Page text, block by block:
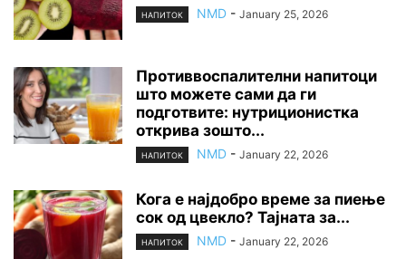
НАПИТОК NMD - January 25, 2026
Противвоспалителни напитоци
што можете сами да ги
подготвите: нутриционистка
открива зошто...
НАПИТОК NMD - January 22, 2026
Кога е најдобро време за пиење
сок од цвекло? Тајната за...
НАПИТОК NMD - January 22, 2026